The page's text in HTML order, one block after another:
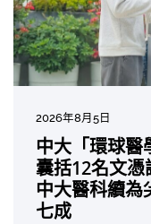
2026年8月5日
中大「環球醫
囊括12名文
中大醫科續為
七成
中大成
動健康
2026年7月10日
中大研發「
腫 假陽性轉
候診症時間
2026年7月10日
中大黃秀娟教
「光華工程科
域唯一香港學
2026年7月7日
中大新設「香
許公開試狀元
世界 裝備21
2026年6月29日
中大全新一站
傳統檢測中複
工受孕流產及
2026年6月22日
中大發現青光
可恢復七成視
法
2026年6月17日
中大成功拆解
一種免疫細胞
細胞耐藥性
2026年6月10日
中大與多名全
究 逾半晚期
因特定基因異
「慢性病」 患
2026年6月5日
中大教授陳重
獎」 成為本
研最高榮譽
2026年6月2日
中大匯聚逾
保險如何推動
探索更多
2026年5月19日
中大張源津醫
際泌尿科權
獎
2026年5月14日
中大取得「從
破 初步證實
復情況